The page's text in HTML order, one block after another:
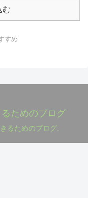
む
すめ
ためのブログ
るためのブログ.